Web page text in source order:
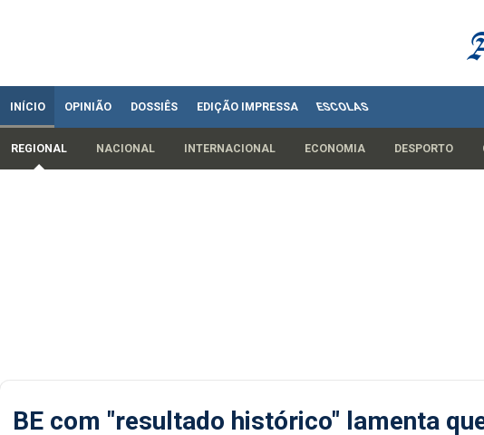
INÍCIO OPINIÃO DOSSIÊS EDIÇÃO IMPRESSA ESCOLAS
REGIONAL NACIONAL INTERNACIONAL ECONOMIA DESPORTO
BE com "resultado histórico" lamenta